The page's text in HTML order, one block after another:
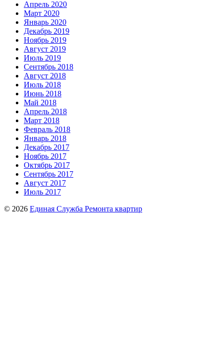
Апрель 2020
Март 2020
Январь 2020
Декабрь 2019
Ноябрь 2019
Август 2019
Июль 2019
Сентябрь 2018
Август 2018
Июль 2018
Июнь 2018
Май 2018
Апрель 2018
Март 2018
Февраль 2018
Январь 2018
Декабрь 2017
Ноябрь 2017
Октябрь 2017
Сентябрь 2017
Август 2017
Июль 2017
© 2026 Единая Служба Ремонта квартир